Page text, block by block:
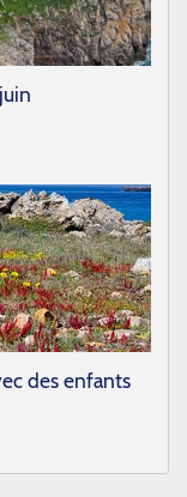
des enfants